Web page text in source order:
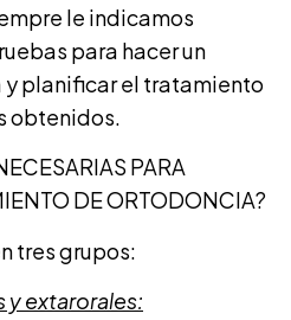
le indicamos
para hacer un
planificar el tratamiento
obtenidos.
PARA
DE ORTODONCIA?
tres grupos:
y extarorales: